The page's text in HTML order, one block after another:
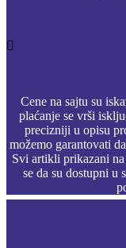
Cene na sajtu su
plaćanje se vrši
precizniji u opisu
možemo garantovati
Svi artikli prikazani na
se da su dostupni u